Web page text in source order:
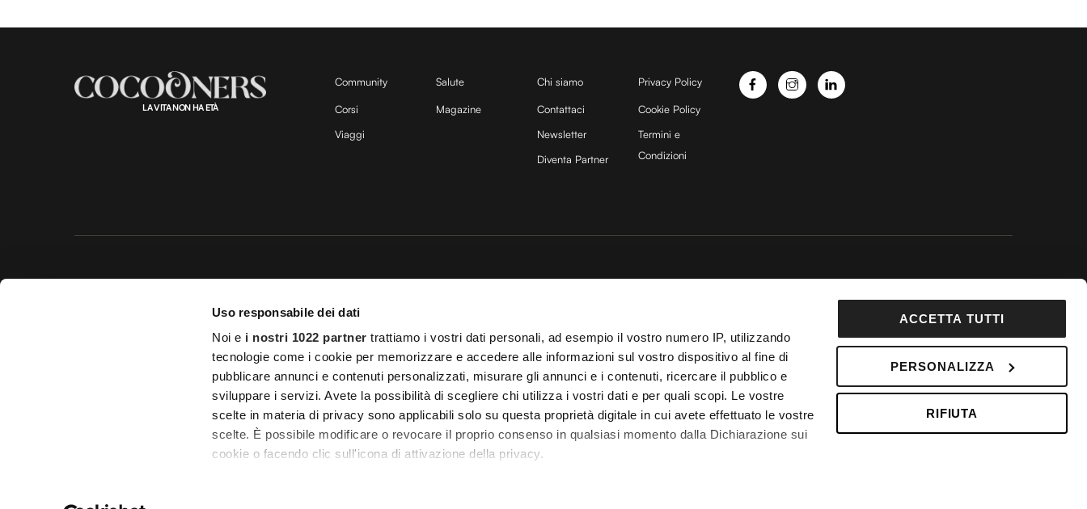
Uso responsabile dei dati
Noi e i nostri 1022 partner trattiamo i vostri dati personali, ad esempio il vostro numero IP, utilizzando
tecnologie come i cookie per memorizzare e accedere alle informazioni sul vostro dispositivo al fine di
pubblicare annunci e contenuti personalizzati, misurare gli annunci e i contenuti, ricercare il pubblico e
sviluppare i servizi. Avete la possibilità di scegliere chi utilizza i vostri dati e per quali scopi. Le vostre
scelte in materia di privacy sono applicabili solo su questa proprietà digitale in cui avete effettuato le vostre
scelte. È possibile modificare o revocare il proprio consenso in qualsiasi momento dalla Dichiarazione sui
cookie o facendo clic sull'icona di attivazione della privacy.
ACCETTA TUTTI
PERSONALIZZA
RIFIUTA
LA VITA NON HA ETÀ
Community
Corsi
Viaggi
Salute
Magazine
Chi siamo
Contattaci
Newsletter
Diventa Partner
Privacy Policy
Cookie Policy
Termini e
Condizioni
Impostazioni dei Cookies–Termini e Condizioni – Le immagini stock sono parzialmente fornite daDepositPhotos
Licenza Agenzia di viaggio e T.O. 148078 del 13/03/2024|info@cocooners.com| RC Unipol 198891541 | Iscrizione Fondo Vacanze Felici n. 2737